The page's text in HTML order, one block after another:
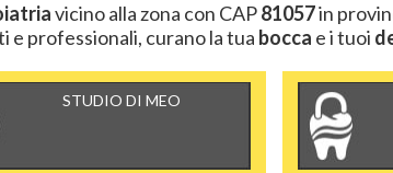
vicino alla zona con CAP81057in
e professionali, curano la tua bocca e i tuoi
STUDIO DI MEO